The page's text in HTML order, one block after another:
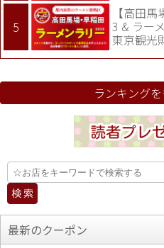
【高田
3 & ラー
東京観光
ランキング
最新のクーポン